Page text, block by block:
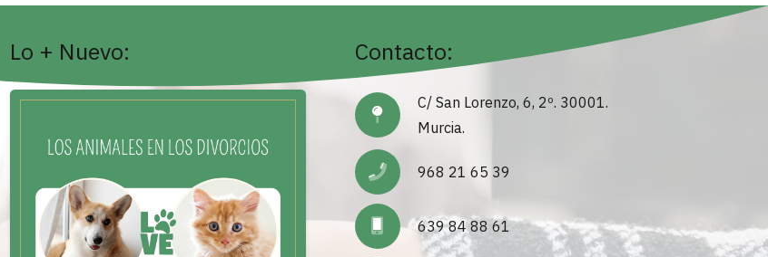
Lo + Nuevo: Contacto:
C/ San Lorenzo, 6, 2º. 30001.
Murcia.
968 21 65 39
639 84 88 61